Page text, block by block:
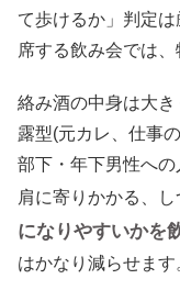
て歩けるか」判定
席する飲み会では、
絡み酒の中身は大
露型(元カレ、仕事
部下・年下男性へ
肩に寄りかかる、し
になりやすいかを
はかなり減らせます